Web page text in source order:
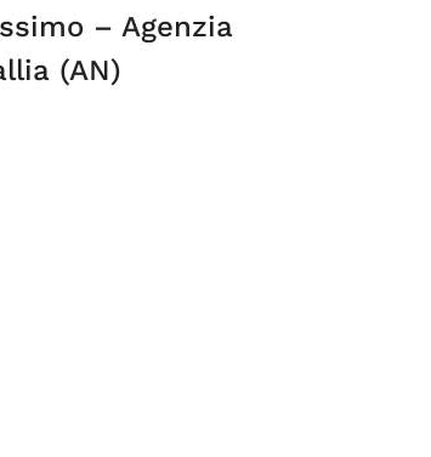
– Agenzia
(AN)